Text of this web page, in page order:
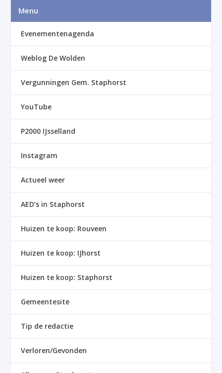
Menu
Evenementenagenda
Weblog De Wolden
Vergunningen Gem. Staphorst
YouTube
P2000 IJsselland
Instagram
Actueel weer
AED’s in Staphorst
Huizen te koop: Rouveen
Huizen te koop: IJhorst
Huizen te koop: Staphorst
Gemeentesite
Tip de redactie
Verloren/Gevonden